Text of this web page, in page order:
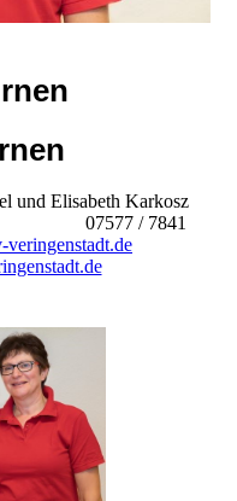
und Elisabeth Karkosz
07577 / 7841
veringenstadt.de